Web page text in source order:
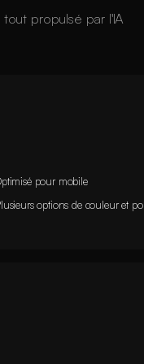
propulsé par l'IA
pour mobile
options de couleur et